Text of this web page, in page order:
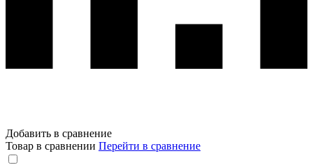
Добавить в сравнение
Товар в сравнении Перейти в сравнение